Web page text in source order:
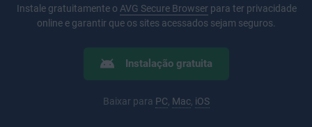
Instale gratuitamente o AVG Secure Browserpara ter privacidade
online e garantir que os sites acessados sejam seguros.
Instalação gratuita
Baixar para PC, Mac, iOS